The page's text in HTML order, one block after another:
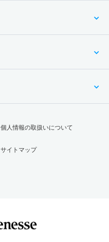
個人情報の取扱いについて
サイトマップ